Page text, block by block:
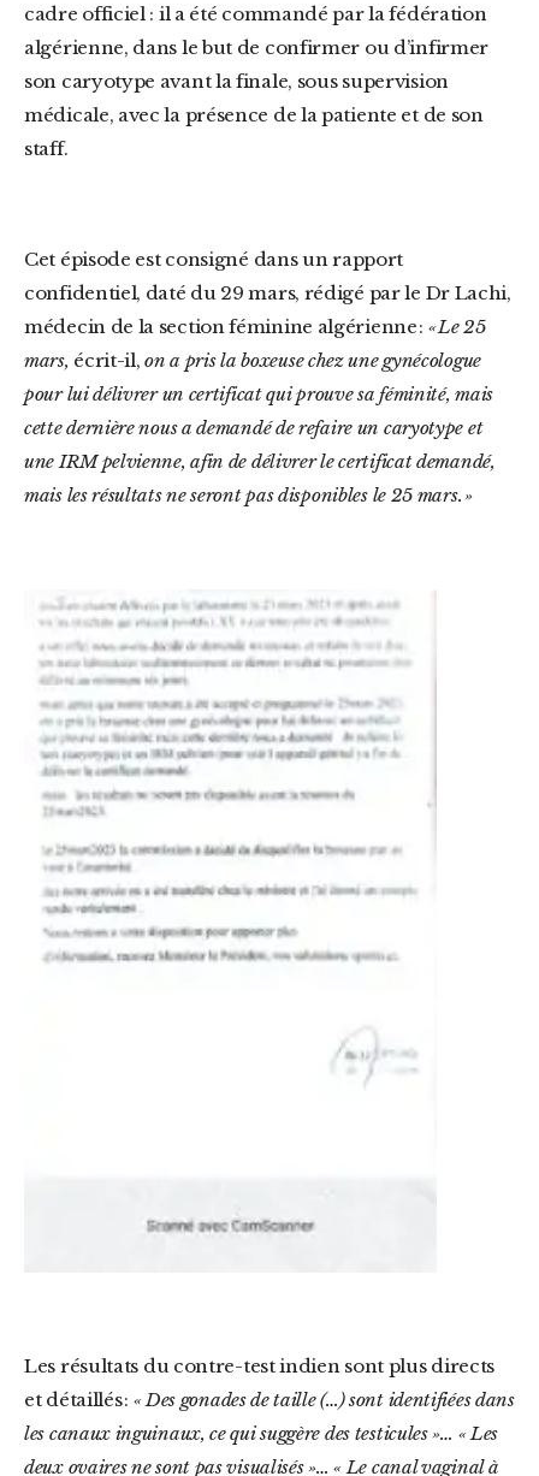
cadre officiel : il a été commandé par la fédération
algérienne, dans le but de confirmer ou d’infirmer
son caryotype avant la finale, sous supervision
médicale, avec la présence de la patiente et de son
staff.
Cet épisode est consigné dans un rapport
confidentiel, daté du 29 mars, rédigé par le Dr Lachi,
médecin de la section féminine algérienne : « Le 25
mars, écrit-il, on a pris la boxeuse chez une gynécologue
pour lui délivrer un certificat qui prouve sa féminité, mais
cette dernière nous a demandé de refaire un caryotype et
une IRM pelvienne, afin de délivrer le certificat demandé,
mais les résultats ne seront pas disponibles le 25 mars. »
Les résultats du contre-test indien sont plus directs
et détaillés : « Des gonades de taille (…) sont identifiées dans
les canaux inguinaux, ce qui suggère des testicules »… « Les
deux ovaires ne sont pas visualisés »… « Le canal vaginal à